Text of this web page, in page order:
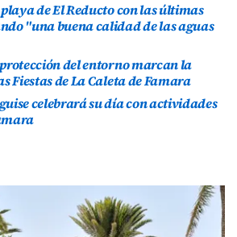
de El Reducto con las últimas
"una buena calidad de las aguas
del entorno marcan la
Fiestas de La Caleta de Famara
celebrará su día con actividades